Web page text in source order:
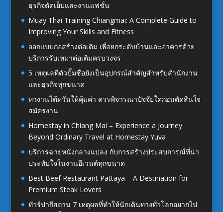
ธุรกิจตัดเย็บและงานแฟชั่น
Muay Thai Training Chiangmai: A Complete Guide to
Improving Your Skills and Fitness
ออกแบบก่อสร้างต่อเติม เพื่อยกระดับบ้านและอาคารด้วย
บริการรับเหมาต่อเติมครบวงจร
5 เหตุผลที่ตัวปั๊มชื่อยังเป็นอุปกรณ์สำคัญสำหรับสำนักงาน
และธุรกิจทุกขนาด
หางานไต้หวันให้คุ้มค่า ควรพิจารณาปัจจัยใดก่อนตัดสินใจ
สมัครงาน
Homestay in Chiang Mai – Experience a Journey
Beyond Ordinary Travel at Homestay Yuva
บริการฉายหนังกลางแปลง กับการสร้างประสบการณ์ที่น่า
ประทับใจในงานอีเวนต์ทุกขนาด
Best Beef Restaurant Pattaya – A Destination for
Premium Steak Lovers
ทัวร์ปากีสถาน 7 เหตุผลที่ทำให้นักเดินทางทั่วโลกอยากไป